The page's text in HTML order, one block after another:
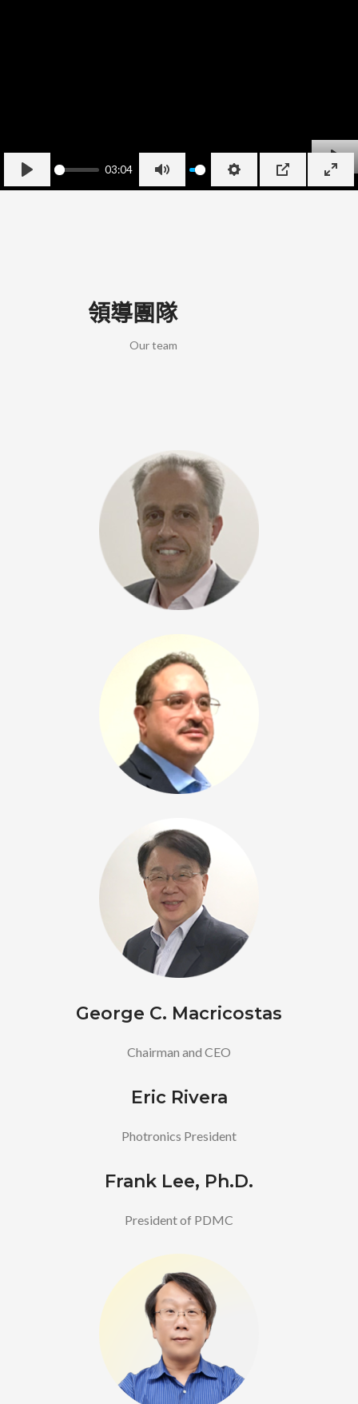
PLAY
03:04
MUTE SETTINGS
PIP
領導團隊
Our team
George C. Macricostas
Chairman and CEO
Eric Rivera
Photronics President
Frank Lee, Ph.D.
President of PDMC